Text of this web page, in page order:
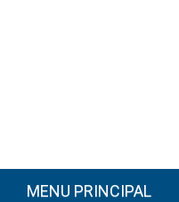
MENU PRINCIPAL